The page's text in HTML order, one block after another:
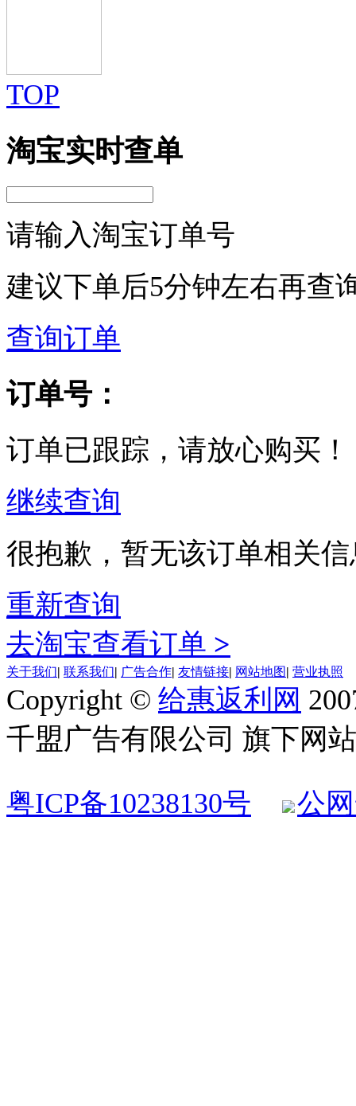
TOP
淘宝实时查单
请输入淘宝订单号
建议下单后5分钟左右再查
查询订单
订单号：
订单已跟踪，请放心购买！
继续查询
很抱歉，暂无该订单相关
重新查询
去淘宝查看订单 >
关于我们 联系我们 广告合作 友情链接 网站地图 营业执照
Copyright © 给惠返利网
千盟广告有限公司 旗下网
粤ICP备10238130号 公